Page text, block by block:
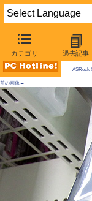
カテゴリ 過去記事
ASRock
前の画像←